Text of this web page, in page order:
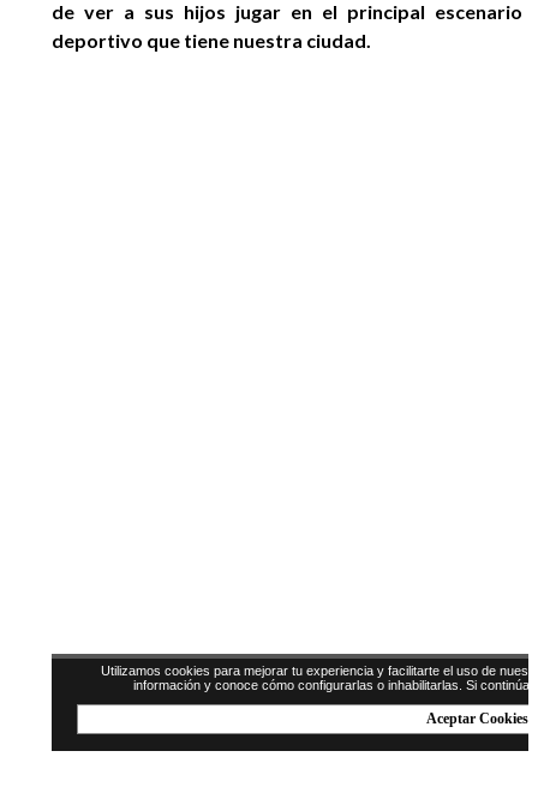
de ver a sus hijos jugar en el principal escenario
deportivo que tiene nuestra ciudad.